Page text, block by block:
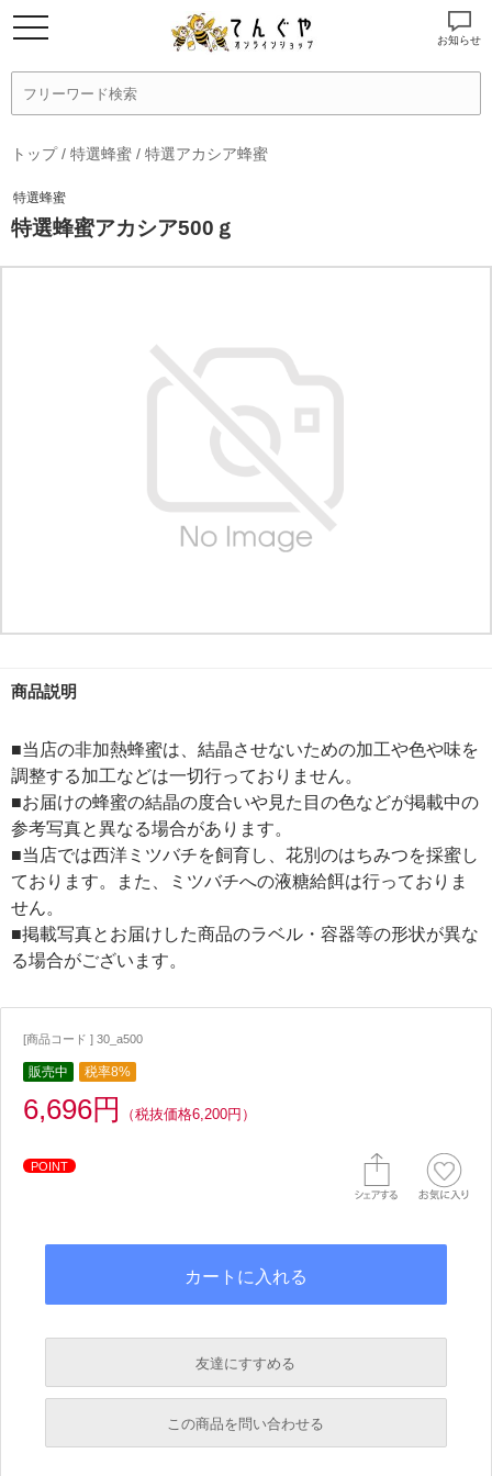
お知らせ
トップ/ 特選蜂蜜 / 特選アカシア蜂蜜
特選蜂蜜
特選蜂蜜アカシア500ｇ
商品説明
■当店の非加熱蜂蜜は、結晶させないための加工や色や味を
調整する加工などは一切行っておりません。
■お届けの蜂蜜の結晶の度合いや見た目の色などが掲載中の
参考写真と異なる場合があります。
■当店では西洋ミツバチを飼育し、花別のはちみつを採蜜し
ております。また、ミツバチへの液糖給餌は行っておりま
せん。
■掲載写真とお届けした商品のラベル・容器等の形状が異な
る場合がございます。
[商品コード ] 30_a500
販売中 税率8%
6,696円 （税抜価格6,200円）
POINT
友達にすすめる
必須
この商品を問い合わせる